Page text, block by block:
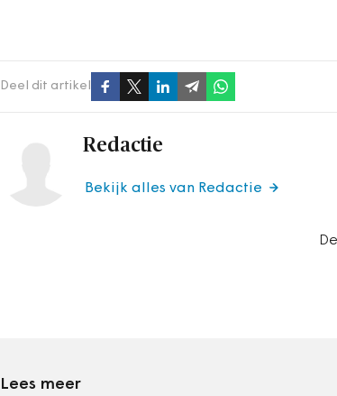
Deel dit artikel
Redactie
Bekijk alles van Redactie
Lees meer